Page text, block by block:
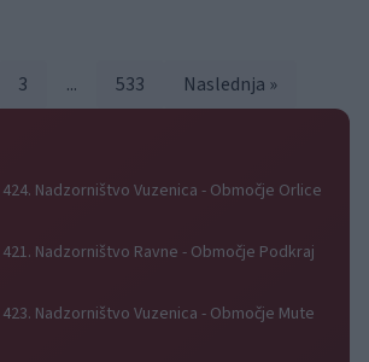
3 ... 533 Naslednja »
Nadzorništvo Vuzenica - Območje Orlice
Nadzorništvo Ravne - Območje Podkraj
Nadzorništvo Vuzenica - Območje Mute